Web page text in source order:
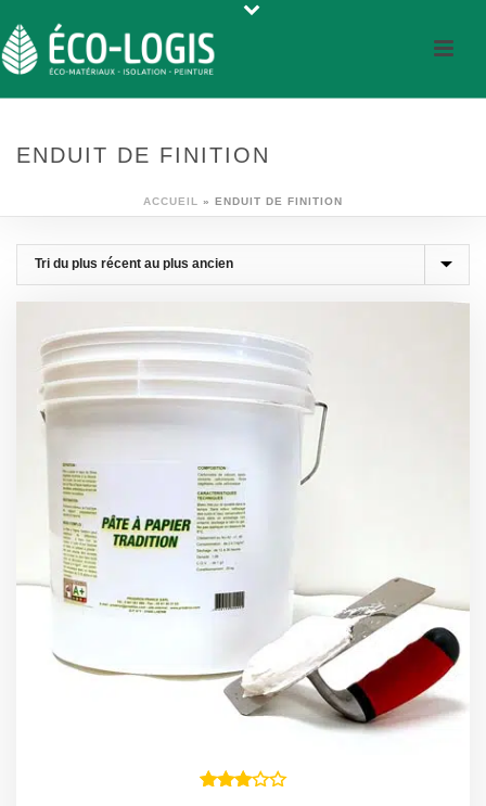
ENDUIT DE FINITION
ACCUEIL » ENDUIT DE FINITION